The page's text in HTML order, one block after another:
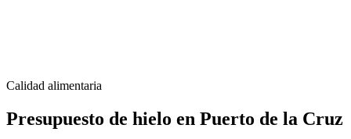
Calidad alimentaria
Presupuesto de hielo en Puerto de la Cruz